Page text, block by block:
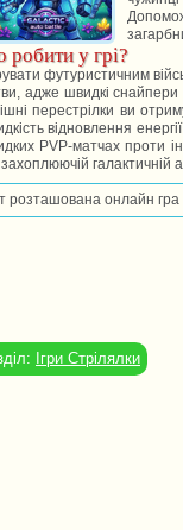
у грі?
футуристичним
адже швидкі снайпери
перестрілки ви
відновлення
PVP-матчах проти
захоплюючій галактичній
розташована онлайн гра
Ігри Стрілялки